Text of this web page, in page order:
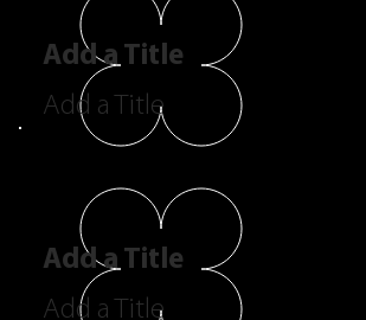
Add a Title
Add a Title
Add a Title
Add a Title